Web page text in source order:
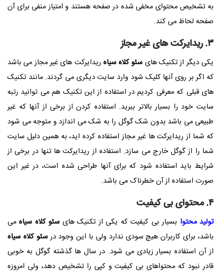
به تشخیص محتوای مخفی شده در صفحه هستند و امتیاز منفی برای آن
صفحه لحاظ می کند.
۳. ریدایرکت های غیر مجاز
یکی دیگر از تکنیک های سئو کلاه سیاه ریدایرکت های غیر مجاز می باشد
که اگر بر روی آنها کلیک شود وارد سایت دیگری می گردند. مانند تکنیک
های قبلی که معرفی کردیم در استفاده از این تکنیک هم می توانید رتبه
سایت خود را بسیار بالاتر ببرید. استفاده کردن از برخی از آنها که غیر
طبیعی می باشد بدون شک گوگل را به شک می اندازد و متوجه می شود
که شما از ریدایرکت ها غیر مجاز استفاده کرده اید، به همین دلیل سایت
شما را از گوگل خارج می سازد. استفاده از ریدایرکت ها تنها در برخی از
شرایط باید استفاده شود که برای آنها طراحی شده است، در غیر این
صورت استفاده از آن خطرناک می باشد.
۴. محتوای بی کیفیت
تولید محتوا بسیار بی کیفیت که یکی از تکنیک های سئو کلاه سیاهمی
باشد، برای کاربران هیچ سودی ندارد ولی با این وجود درسئو کلاه سیاه
از آن استفاده بسیار زیادی می شود. در سال ها گذشته گوگل به خوبی
قادر نبود که محتواهای بی کیفیت و کپی را تشخیص دهد، ولی امروزه